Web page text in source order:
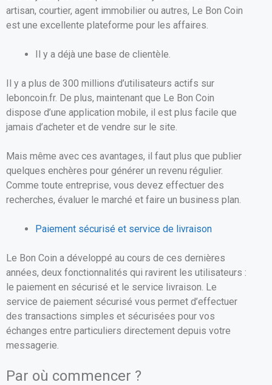
artisan, courtier, agent immobilier ou autres, Le Bon Coin
est une excellente plateforme pour les affaires.
Il y a déjà une base de clientèle.
Il y a plus de 300 millions d’utilisateurs actifs sur
leboncoin.fr. De plus, maintenant que Le Bon Coin
dispose d’une application mobile, il est plus facile que
jamais d’acheter et de vendre sur le site.
Mais même avec ces avantages, il faut plus que publier
quelques enchères pour générer un revenu régulier.
Comme toute entreprise, vous devez effectuer des
recherches, évaluer le marché et faire un business plan.
Paiement sécurisé et service de livraison
Le Bon Coin a développé au cours de ces dernières
années, deux fonctionnalités qui ravirent les utilisateurs :
le paiement en sécurisé et le service livraison. Le
service de paiement sécurisé vous permet d’effectuer
des transactions simples et sécurisées pour vos
échanges entre particuliers directement depuis votre
messagerie.
Par où commencer ?